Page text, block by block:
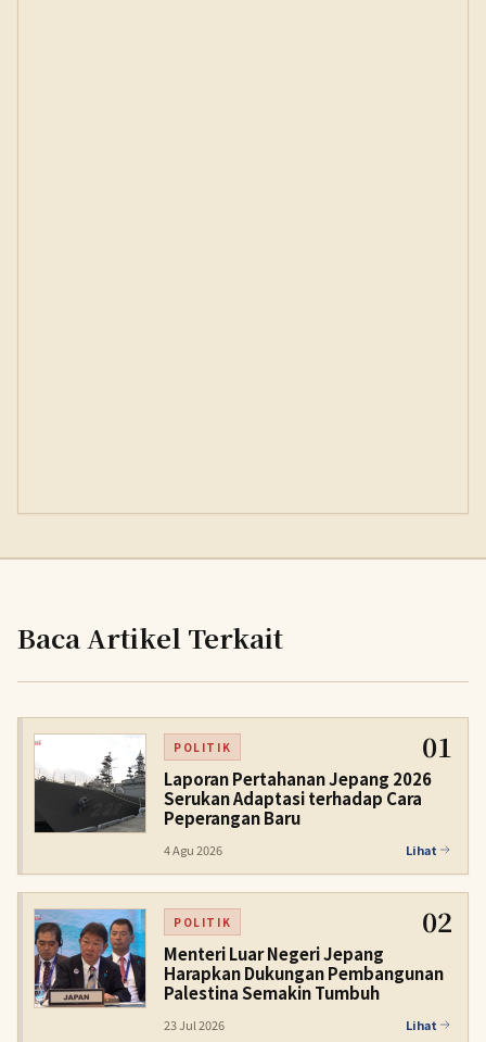
Baca Artikel Terkait
POLITIK 01
Laporan Pertahanan Jepang 2026
Serukan Adaptasi terhadap Cara
Peperangan Baru
4 Agu 2026 Lihat
POLITIK 02
Menteri Luar Negeri Jepang
Harapkan Dukungan Pembangunan
Palestina Semakin Tumbuh
23 Jul 2026 Lihat